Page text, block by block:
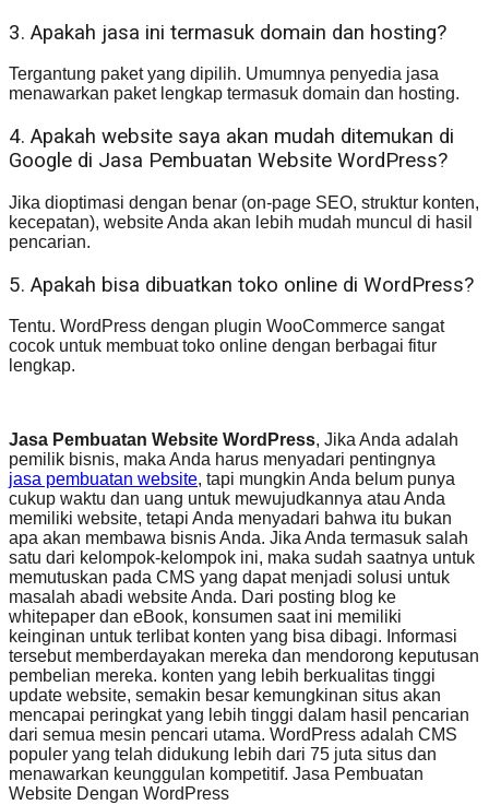
3. Apakah jasa ini termasuk domain dan hosting?
Tergantung paket yang dipilih. Umumnya penyedia jasa
menawarkan paket lengkap termasuk domain dan hosting.
4. Apakah website saya akan mudah ditemukan di
Google di Jasa Pembuatan Website WordPress?
Jika dioptimasi dengan benar (on-page SEO, struktur konten,
kecepatan), website Anda akan lebih mudah muncul di hasil
pencarian.
5. Apakah bisa dibuatkan toko online di WordPress?
Tentu. WordPress dengan plugin WooCommerce sangat
cocok untuk membuat toko online dengan berbagai fitur
lengkap.
Jasa Pembuatan Website WordPress, Jika Anda adalah
pemilik bisnis, maka Anda harus menyadari pentingnya
jasa pembuatan website, tapi mungkin Anda belum punya
cukup waktu dan uang untuk mewujudkannya atau Anda
memiliki website, tetapi Anda menyadari bahwa itu bukan
apa akan membawa bisnis Anda. Jika Anda termasuk salah
satu dari kelompok-kelompok ini, maka sudah saatnya untuk
memutuskan pada CMS yang dapat menjadi solusi untuk
masalah abadi website Anda. Dari posting blog ke
whitepaper dan eBook, konsumen saat ini memiliki
keinginan untuk terlibat konten yang bisa dibagi. Informasi
tersebut memberdayakan mereka dan mendorong keputusan
pembelian mereka. konten yang lebih berkualitas tinggi
update website, semakin besar kemungkinan situs akan
mencapai peringkat yang lebih tinggi dalam hasil pencarian
dari semua mesin pencari utama. WordPress adalah CMS
populer yang telah didukung lebih dari 75 juta situs dan
menawarkan keunggulan kompetitif. Jasa Pembuatan
Website Dengan WordPress